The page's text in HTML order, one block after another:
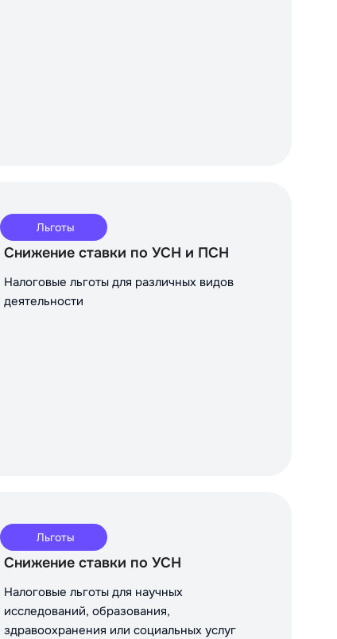
Льготы
Снижение ставки по УСН и ПСН
Налоговые льготы для различных видов
деятельности
Льготы
Снижение ставки по УСН
Налоговые льготы для научных
исследований, образования,
здравоохранения или социальных услуг